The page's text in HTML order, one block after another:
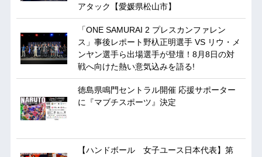
アタック【愛媛県松山市】
「ONE SAMURAI 2 プレスカンファレン
ス」事後レポート野杁正明選手 VS リウ・メ
ンヤン選手ら出場選手が登壇！8月8日の対
戦へ向けた熱い意気込みを語る!
徳島県鳴門セントラル開催 応援サポーター
に『マブチスポーツ』決定
【ハンドボール 女子ユース日本代表】第